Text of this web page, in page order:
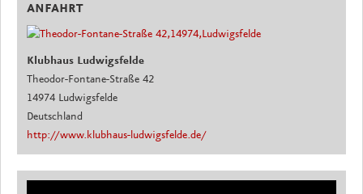
ANFAHRT
Klubhaus Ludwigsfelde
Theodor-Fontane-Straße 42
14974 Ludwigsfelde
Deutschland
http://www.klubhaus-ludwigsfelde.de/